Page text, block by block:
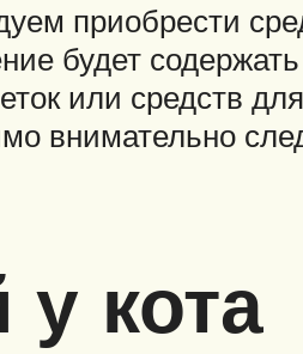
приобрести
будет
или средств
внимательно
кота